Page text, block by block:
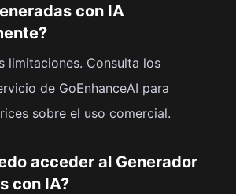
con IA
limitaciones. Consulta los
de GoEnhanceAI para
sobre el uso comercial.
acceder al Generador
con IA?